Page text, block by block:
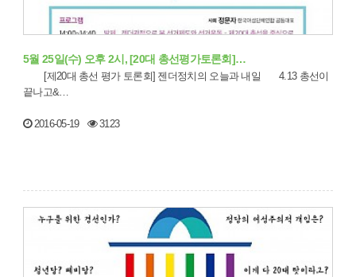
5월 25일(수) 오후 2시, [20대 총선평가토론회]…
끝나고&…
2016-05-19 3123